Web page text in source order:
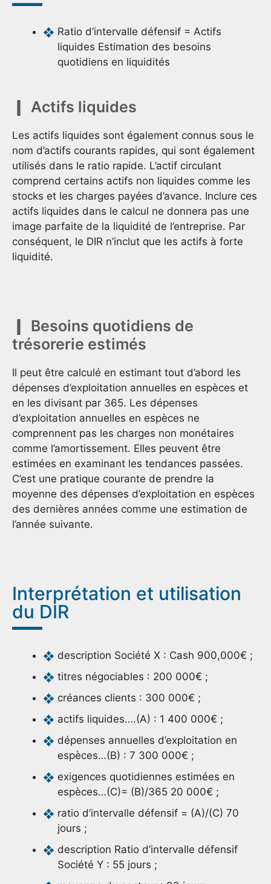
Ratio d’intervalle défensif = Actifs
liquides Estimation des besoins
quotidiens en liquidités
Actifs liquides
Les actifs liquides sont également connus sous le
nom d’actifs courants rapides, qui sont également
utilisés dans le ratio rapide. L’actif circulant
comprend certains actifs non liquides comme les
stocks et les charges payées d’avance. Inclure ces
actifs liquides dans le calcul ne donnera pas une
image parfaite de la liquidité de l’entreprise. Par
conséquent, le DIR n’inclut que les actifs à forte
liquidité.
Besoins quotidiens de
trésorerie estimés
Il peut être calculé en estimant tout d’abord les
dépenses d’exploitation annuelles en espèces et
en les divisant par 365. Les dépenses
d’exploitation annuelles en espèces ne
comprennent pas les charges non monétaires
comme l’amortissement. Elles peuvent être
estimées en examinant les tendances passées.
C’est une pratique courante de prendre la
moyenne des dépenses d’exploitation en espèces
des dernières années comme une estimation de
l’année suivante.
Interprétation et utilisation
du DIR
description Société X : Cash 900,000€ ;
titres négociables : 200 000€ ;
créances clients : 300 000€ ;
actifs liquides….(A) : 1 400 000€ ;
dépenses annuelles d’exploitation en
espèces…(B) : 7 300 000€ ;
exigences quotidiennes estimées en
espèces…(C)= (B)/365 20 000€ ;
ratio d’intervalle défensif = (A)/(C) 70
jours ;
description Ratio d’intervalle défensif
Société Y : 55 jours ;